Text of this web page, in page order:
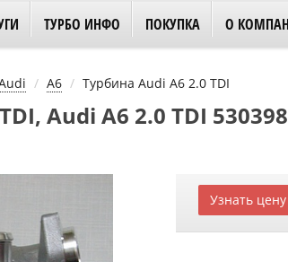
ТУРБО ИНФО ПОКУПКА О
A6 Турбина Audi A6 2.0 TDI
Audi A6 2.0 TDI
Узнать цену